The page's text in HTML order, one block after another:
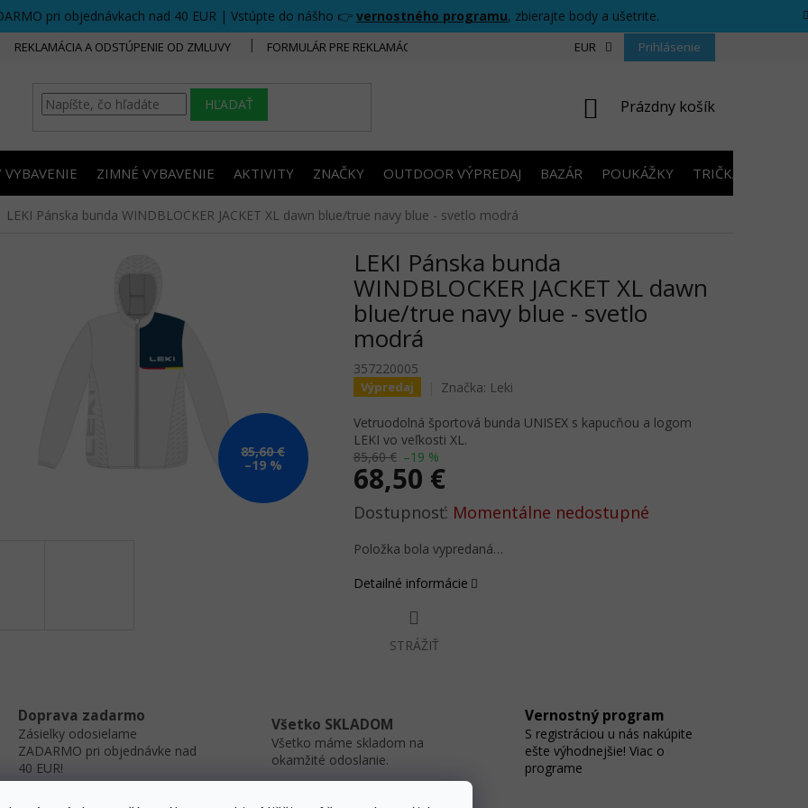
pri objednávkach nad 40 EUR | Vstúpte do nášho 👉 vernostného programu, zbierajte body a ušetrite.
REKLAMÁCIA A ODSTÚPENIE OD ZMLUVY FORMULÁR PRE REKLAMÁCIU FORMULÁR PRE ODSTÚPENIE OD ZMLUVY
EUR Prihlásenie
HĽADAŤ
NÁKUPNÝ
Prázdny košík
ZIMNÉ VYBAVENIE AKTIVITY ZNAČKY OUTDOOR VÝPREDAJ BAZÁR POUKÁŽKY TRIČKÁ S
LEKI Pánska bunda WINDBLOCKER JACKET XL dawn blue/true navy blue - svetlo modrá
85,60 €
–19 %
LEKI Pánska bunda
WINDBLOCKER JACKET XL dawn
blue/true navy blue - svetlo
modrá
357220005
Výpredaj Značka: Leki
85,60 € –19 %
68,50 €
Jednotková
Momentálne nedostupné
Položka bola vypredaná…
Vetruodolná športová bunda UNISEX s kapucňou a logom
LEKI vo veľkosti XL.
Detailné informácie
STRÁŽIŤ
Doprava zadarmo
Zásielky odosielame
ZADARMO pri objednávke nad
40 EUR!
Všetko SKLADOM
Všetko máme skladom na
okamžité odoslanie.
Vernostný program
S registráciou u nás nakúpite
ešte výhodnejšie! Viac o
programe